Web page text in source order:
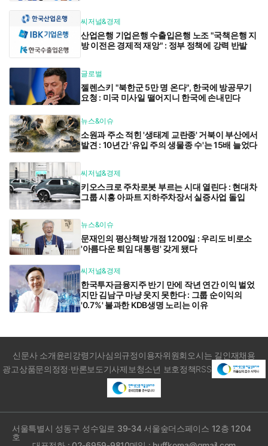
씨저널&경제
산업은행 기업은행 수출입은행 노조 "국책은행 지
방 이전은 경제적 재앙" : 정부 정책에 강력 반발
글로벌
젤렌스키 "북한군 5만 명 온다", 한국에 방공무기
요청 : 미국 미사일 떨어지니 한국에 손내민다
뉴스&이슈
소원과 주소 적힌 '생태계 교란종' 거북이 부산에서
발견 : 10년간 '유입 주의 생물종 수'는 15배 늘었다
씨저널&경제
키오스크로 주차로봇 부르는 시대 열린다 : 현대차
그룹 시흥 아파트 지하주차장서 실증사업 돌입
뉴스&이슈
문재인의 평산책방 개점 1200일 : 우리도 비로소
'아름다운 퇴임 대통령' 갖게 됐다
씨저널&경제
한국투자금융지주 반기 만에 작년 연간 이익 벌었
지만 김남구 마냥 웃지 못한다 : 그룹 순이익의
'0.7%' 불과한 KDB생명 노리는 이유
신문사 소개윤리강령기사심의규정이용자위원회 오시는 길인재채용
광고상품문의정정·반론보도기사제보청소년 보호정책RSS
서울특별시 성동구 성수일로 39-34 서울숲더스페이스 12층 1204
호